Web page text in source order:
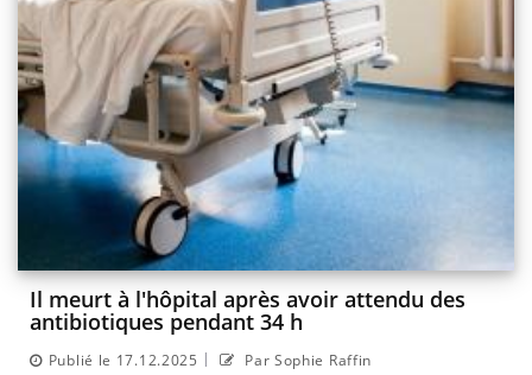
Il meurt à l'hôpital après avoir attendu des
antibiotiques pendant 34 h
Publié le 17.12.2025 | Par Sophie Raffin